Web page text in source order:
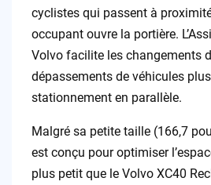
cyclistes qui passent à
occupant ouvre la portière.
Volvo facilite les changements
dépassements de véhicules
stationnement en parallèle.
Malgré sa petite taille (166,7
est conçu pour optimiser
plus petit que le Volvo XC40